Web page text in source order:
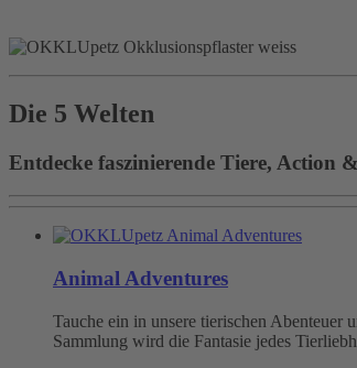
Die 5 Welten
Entdecke faszinierende Tiere, Action
Animal Adventures
Tauche ein in unsere tierischen Abenteuer
Sammlung wird die Fantasie jedes